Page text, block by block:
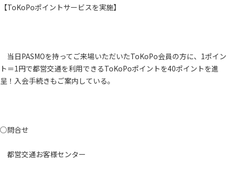
【ToKoPoポイントサービスを実施】
当日PASMOを持ってご来場いただいたToKoPo会員の方に、1ポイン
ト＝1円で都営交通を利用できるToKoPoポイントを40ポイントを進
呈！入会手続きもご案内している。
○問合せ
都営交通お客様センター